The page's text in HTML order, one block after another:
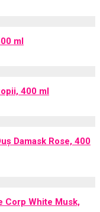
ml
400 ml
Damask Rose, 400
Corp White Musk,